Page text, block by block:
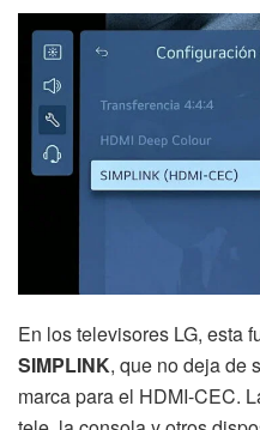
En los televisores LG, esta
SIMPLINK, que no deja de
marca para el HDMI-CEC.